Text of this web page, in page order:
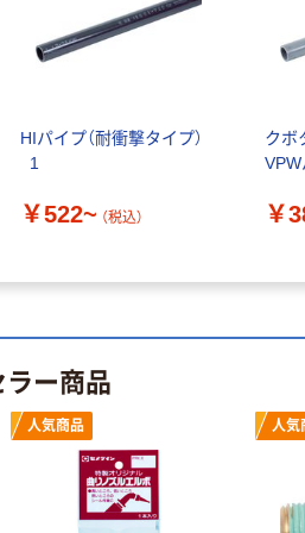
HIパイプ（耐衝撃タイプ）
_1
￥522~ （税込）
クボ
￥
ー商品
人気商品 人気
トイレットペー
パー ダブル60
芯あり FSC認
オリジナル
形 アルカリ乾
￥140~ （税込）
オリジナル
アスクルオリジ
ナル ラミネー
トフィルム A4
サイズ
100μ（ミクロン）
￥458~ （税込）
本気プライス
オリ
本気